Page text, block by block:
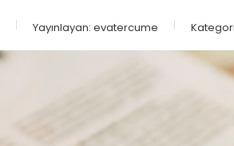
Yayınlayan: evatercume